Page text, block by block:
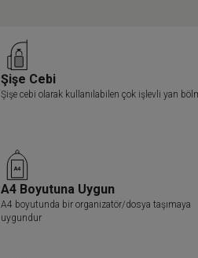
Şişe Cebi
Şişe cebi olarak kullanılabilen çok işlevli yan
A4 Boyutuna Uygun
A4 boyutunda bir organizatör/dosya taşımaya
uygundur